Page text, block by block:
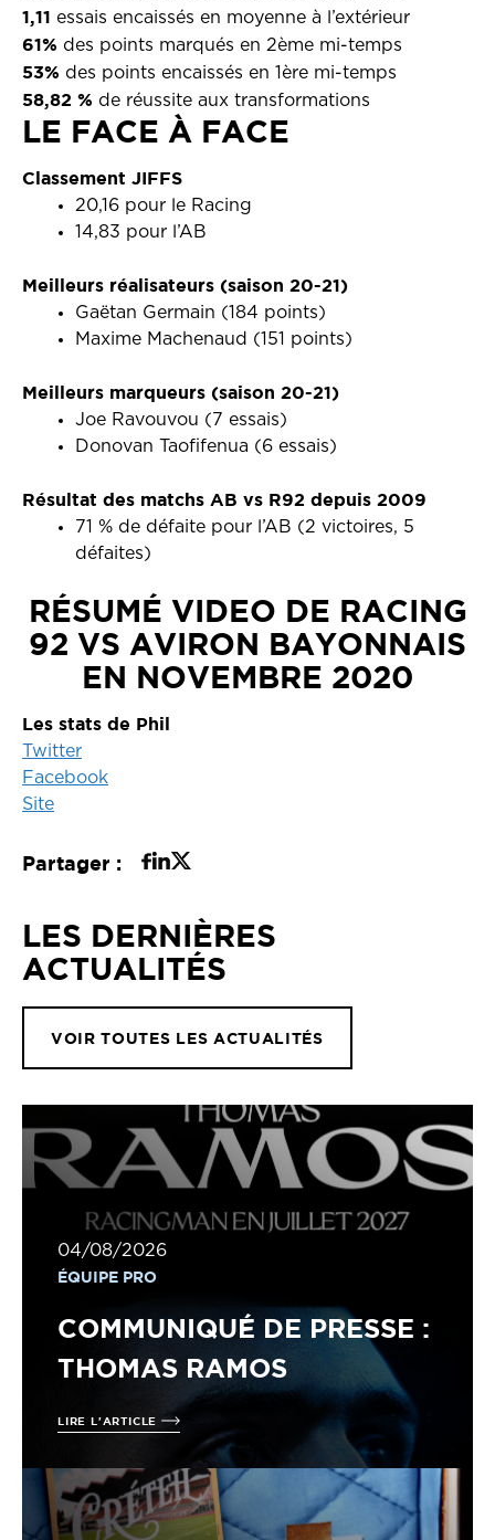
1,11 essais encaissés en moyenne à l’extérieur
61% des points marqués en 2ème mi-temps
53% des points encaissés en 1ère mi-temps
58,82 % de réussite aux transformations
LE FACE À FACE
Classement JIFFS
20,16 pour le Racing
14,83 pour l’AB
Meilleurs réalisateurs (saison 20-21)
Gaëtan Germain (184 points)
Maxime Machenaud (151 points)
Meilleurs marqueurs (saison 20-21)
Joe Ravouvou (7 essais)
Donovan Taofifenua (6 essais)
Résultat des matchs AB vs R92 depuis 2009
71 % de défaite pour l’AB (2 victoires, 5
défaites)
RÉSUMÉ VIDEO DE RACING
92 VS AVIRON BAYONNAIS
EN NOVEMBRE 2020
Les stats de Phil
Twitter
Facebook
Site
Partager :
LES DERNIÈRES
ACTUALITÉS
VOIR TOUTES LES ACTUALITÉS
04/08/2026
ÉQUIPE PRO
COMMUNIQUÉ DE PRESSE :
THOMAS RAMOS
LIRE L'ARTICLE